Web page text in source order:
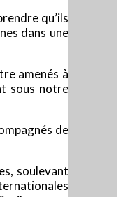
qu’ils
dans une
amenés à
sous notre
de
soulevant